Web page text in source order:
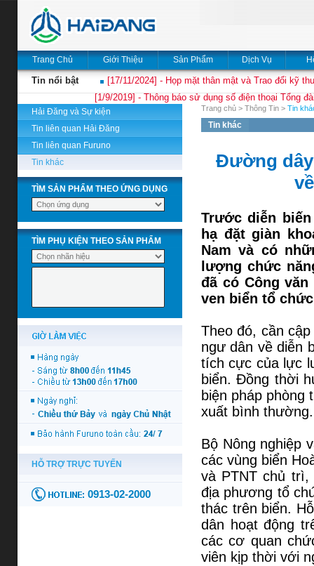
Trang Chủ Giới Thiệu Sản Phẩm Dịch Vụ
Tin nổi bật
[17/11/2024] - Họp mặt thân mật và Trao đổi kỹ
[1/9/2019] - Thông báo sử dụng số điện thoại Tổng
Hải Đăng và Sự kiện
Tin liên quan Hải Đăng
Tin liên quan Furuno
Tin khác
TÌM SẢN PHẨM THEO ỨNG DỤNG
TÌM PHỤ KIỆN THEO SẢN PHẨM
Trang chủ > Thông Tin > Tin
Tin khác
Đường
Trước diễn
hạ đặt giàn
Nam và có
lượng chức
đã có Công văn
ven biển tổ
Theo đó, cần
ngư dân về diễn
tích cực của lực
biển. Đồng thời
biện pháp phòng
xuất bình thường.
Bộ Nông nghiệp
các vùng biển
và PTNT chủ
địa phương tổ
thác trên biển.
dân hoạt động
các cơ quan
viên kịp thời với